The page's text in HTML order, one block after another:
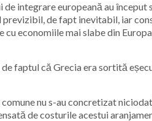
integrare europeană au
de fapt inevitabil, iar
economiile mai slabe din
faptul că Grecia era sortită
nu s-au concretizat
de costurile acestui